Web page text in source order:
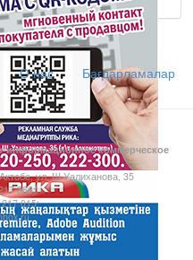
АНТИХАЙП
Хайп – это шумиха,
телезрителями и
Деловые новости
Обзор событий деловой
Казахстана.
Құмсағат
"Құмсағат" - апта бойы
О нас Бағдарламалар
информационное коммерческое
ул. Ш.Уалиханова, 35
366;
015;